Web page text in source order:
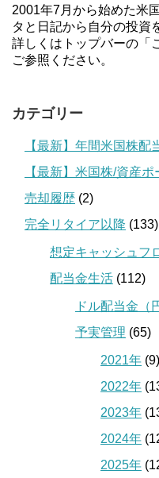
2001年7月から始めた米
タと日記から自分の投資
詳しくはトップバーの「
ご参照ください。
カテゴリー
【最新】年間米国株配
【最新】米国株/資産
売却履歴 (2)
完全リタイア以降 (133)
想定キャッシュフ
配当金生活 (112)
ドル配当金（
予実管理 (65)
2021年 (9)
2022年
2023年
2024年
2025年